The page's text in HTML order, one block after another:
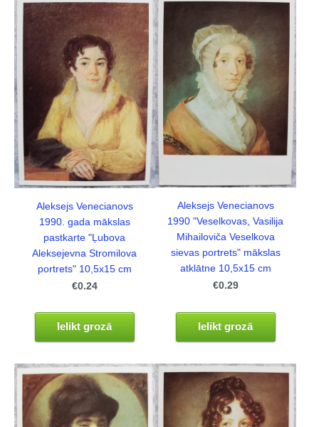
Aleksejs Venecianovs
1990. gada mākslas
pastkarte "Ļubova
Aleksejevna Stromilova
portrets" 10,5x15 cm
€0.24
Ielikt grozā
Aleksejs Venecianovs
1990 "Veselkovas, Vasilija
Mihailoviča Veselkova
sievas portrets" mākslas
atklātne 10,5x15 cm
€0.29
Ielikt grozā